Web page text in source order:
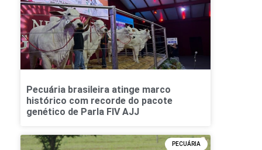
Pecuária brasileira atinge marco
histórico com recorde do pacote
genético de Parla FIV AJJ
PECUÁRIA